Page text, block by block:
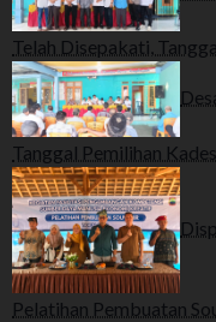
Telah Disepakati,
Tanggal Pemilihan
Pelatihan Pembuatan